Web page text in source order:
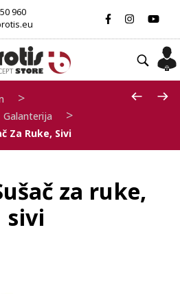
960
>
Galanterija >
Za Ruke, Sivi
za ruke,
sivi